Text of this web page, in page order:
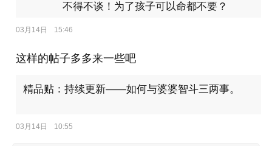
不得不谈！为了孩子可以命都不要？
03月14日 15:46
这样的帖子多多来一些吧
精品贴：持续更新——如何与婆婆智斗三两事。
03月14日 10:55